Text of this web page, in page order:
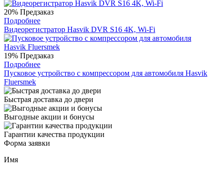
20% Предзаказ
Подробнее
Видеорегистратор Hasvik DVR S16 4K, Wi-Fi
19% Предзаказ
Подробнее
Пусковое устройство с компрессором для автомобиля Hasvik
Fluersmek
Быстрая доставка до двери
Выгодные акции и бонусы
Гарантии качества продукции
Форма заявки
Имя